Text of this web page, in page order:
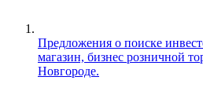
Предложения о поиске
магазин, бизнес розничной
Новгороде.